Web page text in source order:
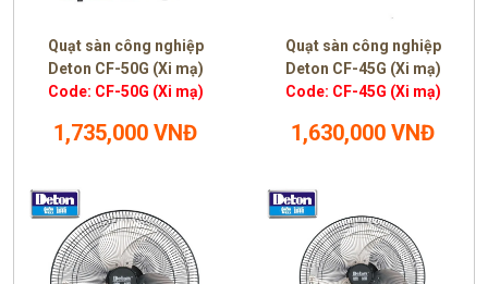
Quạt sàn công nghiệp
Deton CF-50G (Xi mạ)
Code: CF-50G (Xi mạ)
1,735,000 VNĐ
Quạt sàn công nghiệp
Deton CF-45G (Xi mạ)
Code: CF-45G (Xi mạ)
1,630,000 VNĐ